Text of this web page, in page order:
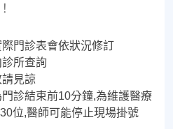
門診表會依狀況修訂
所查詢
見諒
診結束前10分鐘,為維護醫療
位,醫師可能停止現場掛號